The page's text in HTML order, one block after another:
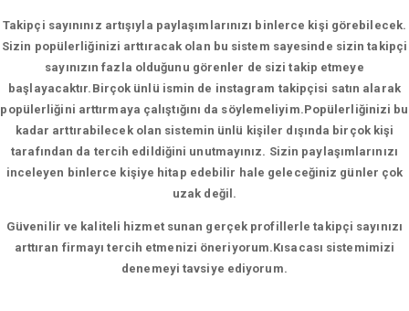
Takipçi sayınınız artışıyla paylaşımlarınızı binlerce kişi görebilecek.
Sizin popülerliğinizi arttıracak olan bu sistem sayesinde sizin takipçi
sayınızın fazla olduğunu görenler de sizi takip etmeye
başlayacaktır.Birçok ünlü ismin de instagram takipçisi satın alarak
popülerliğini arttırmaya çalıştığını da söylemeliyim.Popülerliğinizi bu
kadar arttırabilecek olan sistemin ünlü kişiler dışında birçok kişi
tarafından da tercih edildiğini unutmayınız. Sizin paylaşımlarınızı
inceleyen binlerce kişiye hitap edebilir hale geleceğiniz günler çok
uzak değil.
Güvenilir ve kaliteli hizmet sunan gerçek profillerle takipçi sayınızı
arttıran firmayı tercih etmenizi öneriyorum.Kısacası sistemimizi
denemeyi tavsiye ediyorum.